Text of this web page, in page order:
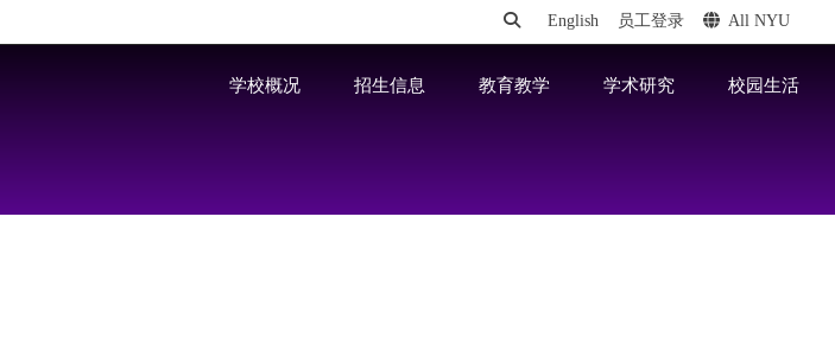
English 员工登录 All NYU
学校概况 招生信息 教育教学 学术研究 校园生活